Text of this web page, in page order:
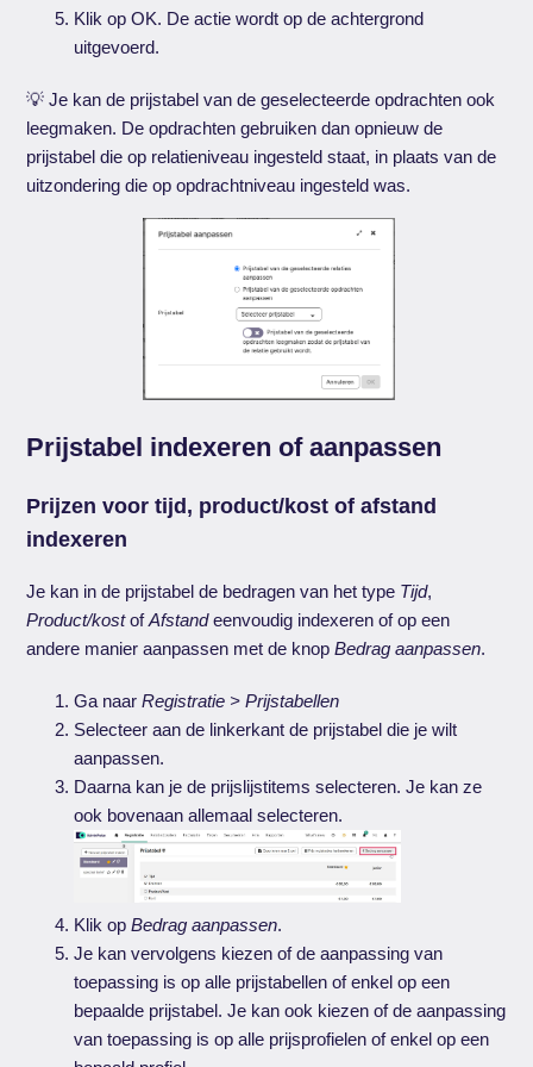
Klik op OK. De actie wordt op de achtergrond
uitgevoerd.
💡 Je kan de prijstabel van de geselecteerde opdrachten ook
leegmaken. De opdrachten gebruiken dan opnieuw de
prijstabel die op relatieniveau ingesteld staat, in plaats van de
uitzondering die op opdrachtniveau ingesteld was.
Prijstabel indexeren of aanpassen
Prijzen voor tijd, product/kost of afstand
indexeren
Je kan in de prijstabel de bedragen van het type Tijd,
Product/kostofAfstandeenvoudig indexeren of op een
andere manier aanpassen met de knopBedrag aanpassen.
Ga naarRegistratie > Prijstabellen
Selecteer aan de linkerkant de prijstabel die je wilt
aanpassen.
Daarna kan je de prijslijstitems selecteren. Je kan ze
ook bovenaan allemaal selecteren.
Klik opBedrag aanpassen.
Je kan vervolgens kiezen of de aanpassing van
toepassing is op alle prijstabellen of enkel op een
bepaalde prijstabel. Je kan ook kiezen of de aanpassing
van toepassing is op alle prijsprofielen of enkel op een